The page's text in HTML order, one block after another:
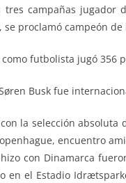
tres campañas
proclamó campeón de
futbolista jugó 356
Busk fue
la selección absoluta
encuentro
con Dinamarca
en el Estadio